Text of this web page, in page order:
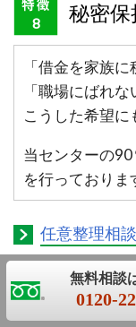
0120-
秘密
「借金を家族に
「職場にばれ
こうした希望に
当センターの
を行っておりま
任意整理相